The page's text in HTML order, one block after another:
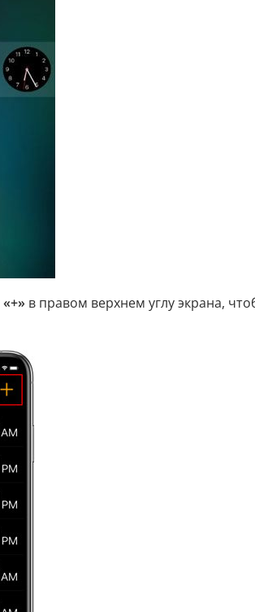
«+» в правом верхнем углу экрана,